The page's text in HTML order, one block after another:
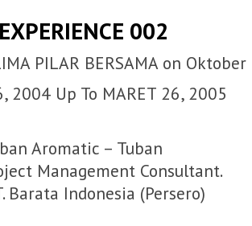
002
PILAR BERSAMA on
2004 Up To MARET 26, 2005
Aromatic – Tuban
Management Consultant.
Indonesia (Persero)